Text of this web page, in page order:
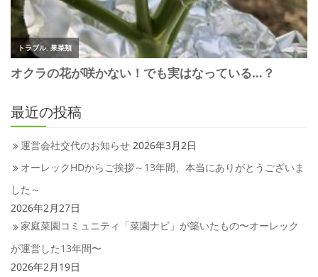
最近の投稿
運営会社交代のお知らせ 2026年3月2日
オーレックHDからご挨拶～13年間、本当にありがとうございま
した～
2026年2月27日
家庭菜園コミュニティ「菜園ナビ」が築いたもの〜オーレック
が運営した13年間〜
2026年2月19日